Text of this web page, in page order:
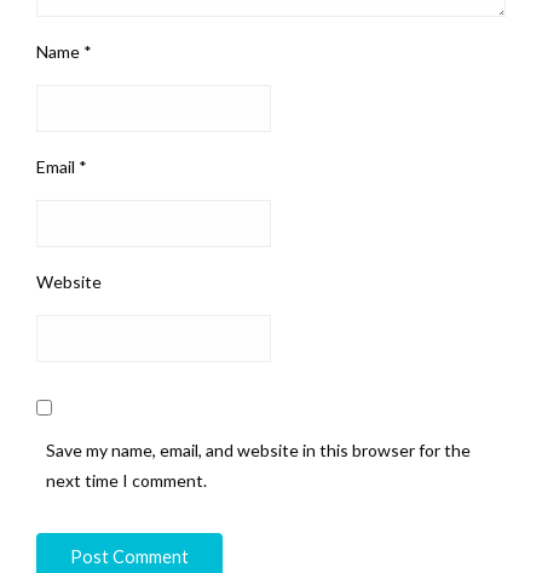
Name *
Email *
Website
Save my name, email, and website in this browser for the
next time I comment.